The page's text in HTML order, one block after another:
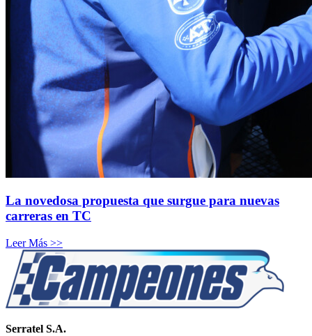
La novedosa propuesta que surgue para nuevas
carreras en TC
Leer Más >>
Serratel S.A.